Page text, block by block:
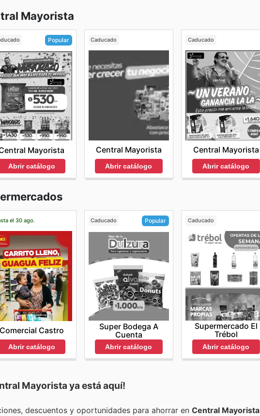
Mayorista
Popular
Mayorista
Abrir catálogo
Caducado
Central Mayorista
Abrir catálogo
Caducado
Central Mayorista
Abrir catálogo
el 30 ago.
Comercial Castro
Abrir catálogo
Caducado Popular
Super Bodega A
Cuenta
Abrir catálogo
Caducado
Supermercado El
Trébol
Abrir catálogo
Mayorista ya está aquí!
Encuentra las mejores promociones, descuentos y oportunidades para ahorrar en Central Mayorista